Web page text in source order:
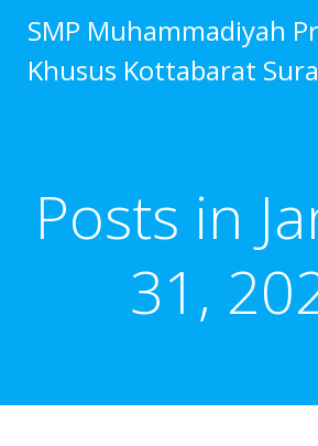
to
content
SMP Muhammadiyah
Khusus Kottabarat
Posts in
31,